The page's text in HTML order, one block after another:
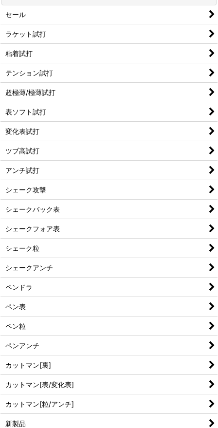
セール
ラケット試打
粘着試打
テンション試打
超極薄/極薄試打
表ソフト試打
変化表試打
ツブ高試打
アンチ試打
シェーク攻撃
シェークバック表
シェークフォア表
シェーク粒
シェークアンチ
ペンドラ
ペン表
ペン粒
ペンアンチ
カットマン[裏]
カットマン[表/変化表]
カットマン[粒/アンチ]
新製品